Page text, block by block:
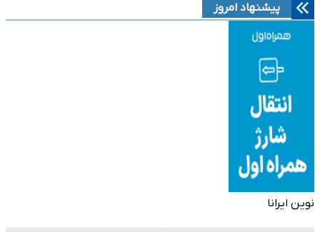
پیشنهاد امروز
نوین ایرانا